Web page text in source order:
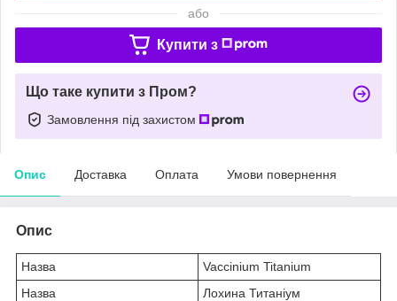
або
Купити з
Що таке купити з Пром?
Замовлення під захистом
Опис Доставка Оплата Умови повернення
Опис
Назва
Vaccinium Titanium
Назва
Лохина Титаніум